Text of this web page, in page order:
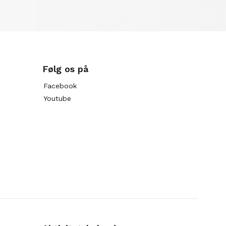
Følg os på
Facebook
Youtube